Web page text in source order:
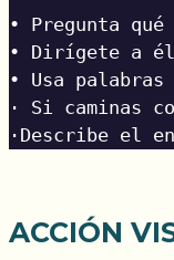
• Pregunta
• Dirígete a
• Usa
· Si caminas
·Describe el
ACCIÓN